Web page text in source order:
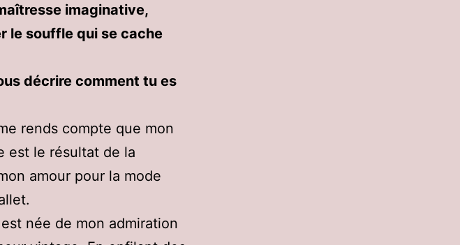
imaginative,
le souffle qui se cache
décrire comment tu es
rends compte que mon
est le résultat de la
amour pour la mode
née de mon admiration